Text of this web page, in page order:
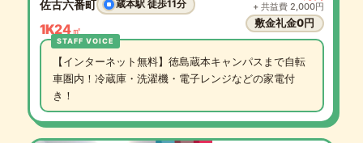
佐古六番町 蔵本駅 徒歩11分
1K24㎡
+ 共益費 2,000円
敷金礼金0円
【インターネット無料】徳島蔵本キャンパスまで自転
車圏内！冷蔵庫・洗濯機・電子レンジなどの家電付
き！